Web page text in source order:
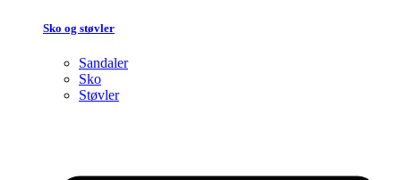
Sko og støvler
Sandaler
Sko
Støvler